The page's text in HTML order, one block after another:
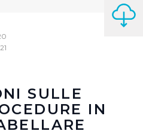
SULLE
IN